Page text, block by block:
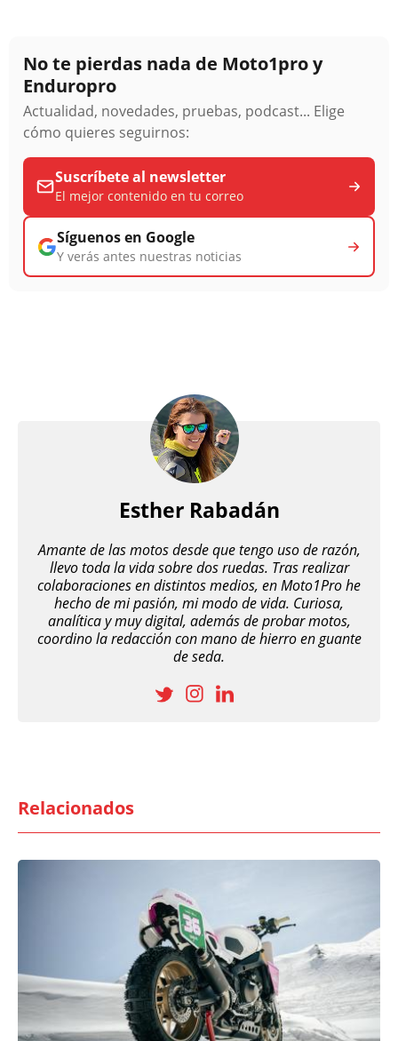
No te pierdas nada de Moto1pro y
Enduropro
Actualidad, novedades, pruebas, podcast... Elige
cómo quieres seguirnos:
Suscríbete al newsletter
El mejor contenido en tu correo
Síguenos en Google
Y verás antes nuestras noticias
Esther Rabadán
Amante de las motos desde que tengo uso de razón,
llevo toda la vida sobre dos ruedas. Tras realizar
colaboraciones en distintos medios, en Moto1Pro he
hecho de mi pasión, mi modo de vida. Curiosa,
analítica y muy digital, además de probar motos,
coordino la redacción con mano de hierro en guante
de seda.
Relacionados